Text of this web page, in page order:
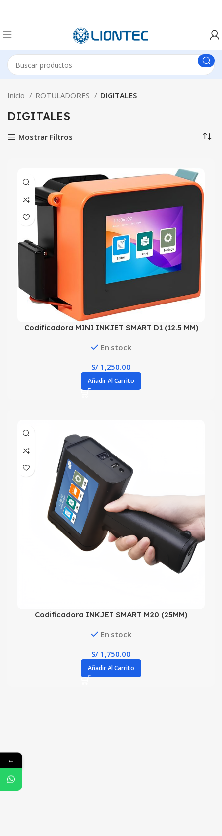
Inicio ROTULADORES DIGITALES
DIGITALES
Mostrar Filtros
Codificadora MINI INKJET SMART D1 (12.5 MM)
En stock
S/ 1,250.00
Añadir Al Carrito
Codificadora INKJET SMART M20 (25MM)
En stock
S/ 1,750.00
Añadir Al Carrito
←